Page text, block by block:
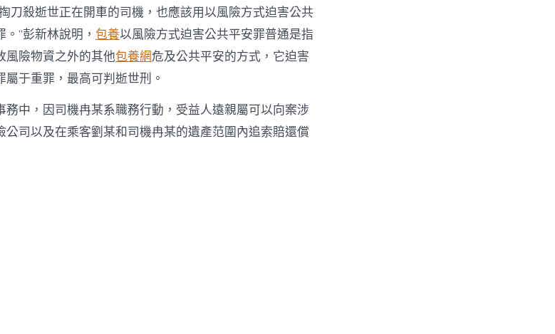
刀殺逝世正在開車的司機，也應該用以風險方式迫害公共
”彭新林說明， 包養以風險方式迫害公共平安罪普通是指
風險物資之外的其他包養網危及公共平安的方式，它迫害
于重罪，最高可判逝世刑。
中，因司機冉某系職務行動，受益人遠親屬可以向案涉
司以及在乘客劉某和司機冉某的遺產范圍內追索賠還償